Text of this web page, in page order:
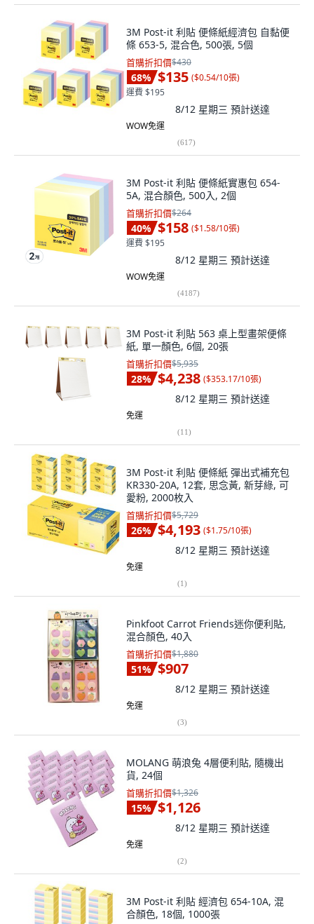
3M Post-it 利貼 便條紙經濟包 自黏便
條 653-5, 混合色, 500張, 5個
首購折扣價$430
68% $135 ($0.54/10張)
運費 $195
8/12 星期三 預計送達
WOW免運
(617)
3M Post-it 利貼 便條紙實惠包 654-
5A, 混合顏色, 500入, 2個
首購折扣價$264
40% $158 ($1.58/10張)
運費 $195
8/12 星期三 預計送達
WOW免運
(4187)
3M Post-it 利貼 563 桌上型畫架便條
紙, 單一顏色, 6個, 20張
首購折扣價$5,935
28% $4,238 ($353.17/10張)
8/12 星期三 預計送達
免運
(11)
3M Post-it 利貼 便條紙 彈出式補充包
KR330-20A, 12套, 思念黃, 新芽綠, 可
愛粉, 2000枚入
首購折扣價$5,729
26% $4,193 ($1.75/10張)
8/12 星期三 預計送達
免運
(1)
Pinkfoot Carrot Friends迷你便利貼,
混合顏色, 40入
首購折扣價$1,880
51% $907
8/12 星期三 預計送達
免運
(3)
MOLANG 萌浪兔 4層便利貼, 隨機出
貨, 24個
首購折扣價$1,326
15% $1,126
8/12 星期三 預計送達
免運
(2)
3M Post-it 利貼 經濟包 654-10A, 混
合顏色, 18個, 1000張